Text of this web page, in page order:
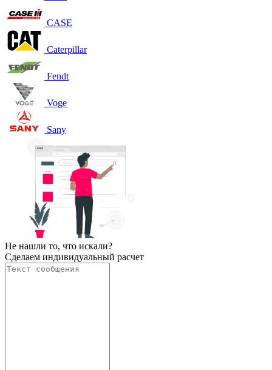
CASE
Caterpillar
Fendt
Voge
Sany
Не нашли то, что искали?
Сделаем индивидуальный расчет